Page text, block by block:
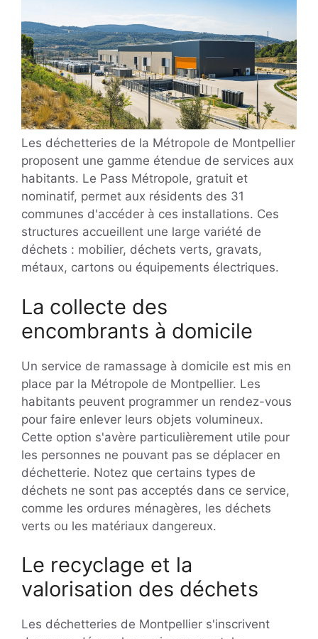
Les déchetteries de la Métropole de Montpellier
proposent une gamme étendue de services aux
habitants. Le Pass Métropole, gratuit et
nominatif, permet aux résidents des 31
communes d'accéder à ces installations. Ces
structures accueillent une large variété de
déchets : mobilier, déchets verts, gravats,
métaux, cartons ou équipements électriques.
La collecte des
encombrants à domicile
Un service de ramassage à domicile est mis en
place par la Métropole de Montpellier. Les
habitants peuvent programmer un rendez-vous
pour faire enlever leurs objets volumineux.
Cette option s'avère particulièrement utile pour
les personnes ne pouvant pas se déplacer en
déchetterie. Notez que certains types de
déchets ne sont pas acceptés dans ce service,
comme les ordures ménagères, les déchets
verts ou les matériaux dangereux.
Le recyclage et la
valorisation des déchets
Les déchetteries de Montpellier s'inscrivent